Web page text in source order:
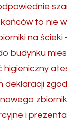
to nie
na ścieki
budynku
higieniczny
deklaracji
i